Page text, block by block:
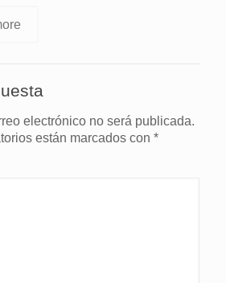
electrónico no será publicada.
están marcados con *